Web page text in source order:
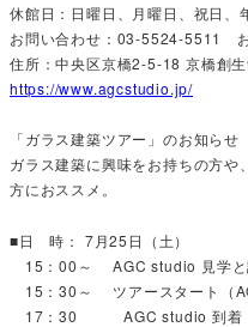
休館日：日曜日、月曜日、祝日、
お問い合わせ：03-5524-5511
住所：中央区京橋2-5-18 京橋創
https://www.agcstudio.jp/
「ガラス建築ツアー」のお知らせ
ガラス建築に興味をお持ちの方
方におススメ。
■日 時： 7月25日（土）
15：00～ AGC studio 見学と
15：30～ ツアースタート（
17：30 AGC studio 到着